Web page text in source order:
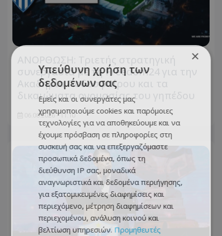
συνεργασία με τη Freedom24 για την
Ακαδημία Ποδοσφαίρου και τα
δικαιώματα ονομασίας του γηπέδου
06.08.2026 - 11:10
×
Υπεύθυνη χρήση των
δεδομένων σας
Εμείς και οι συνεργάτες μας
χρησιμοποιούμε cookies και παρόμοιες
τεχνολογίες για να αποθηκεύουμε και να
έχουμε πρόσβαση σε πληροφορίες στη
συσκευή σας και να επεξεργαζόμαστε
προσωπικά δεδομένα, όπως τη
διεύθυνση IP σας, μοναδικά
αναγνωριστικά και δεδομένα περιήγησης,
για εξατομικευμένες διαφημίσεις και
περιεχόμενο, μέτρηση διαφημίσεων και
περιεχομένου, ανάλυση κοινού και
βελτίωση υπηρεσιών. Προμηθευτές